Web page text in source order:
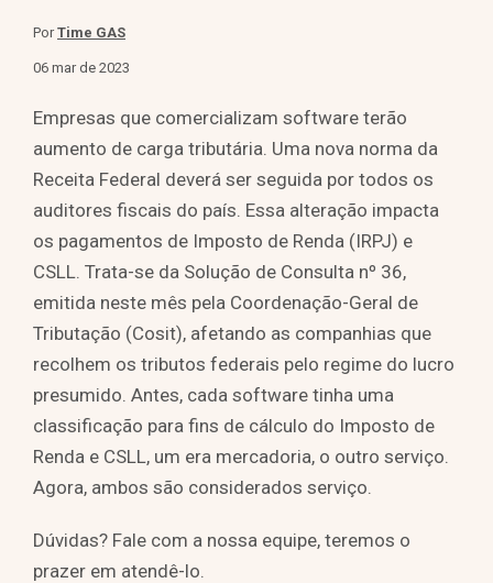
PorTime GAS
06 mar de 2023
Empresas que comercializam software terão
aumento de carga tributária. Uma nova norma da
Receita Federal deverá ser seguida por todos os
auditores fiscais do país. Essa alteração impacta
os pagamentos de Imposto de Renda (IRPJ) e
CSLL. Trata-se da Solução de Consulta nº 36,
emitida neste mês pela Coordenação-Geral de
Tributação (Cosit), afetando as companhias que
recolhem os tributos federais pelo regime do lucro
presumido. Antes, cada software tinha uma
classificação para fins de cálculo do Imposto de
Renda e CSLL, um era mercadoria, o outro serviço.
Agora, ambos são considerados serviço.
Dúvidas? Fale com a nossa equipe, teremos o
prazer em atendê-lo.